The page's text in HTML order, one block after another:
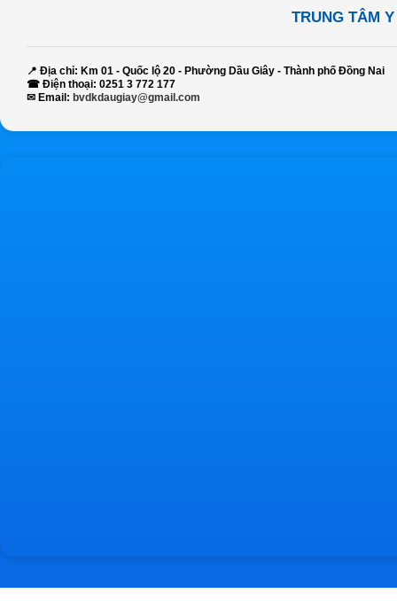
TRUNG TÂM
📍 Địa chỉ: Km 01 - Quốc lộ 20 - Phường Dầu Giây - Thành phố Đồng Nai
☎ Điện thoại: 0251 3 772 177
✉ Email: bvdkdaugiay@gmail.com